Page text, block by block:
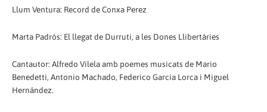
Llum Ventura: Record de Conxa Perez
Marta Padrós: El llegat de Durruti, a les Dones Llibertàries
Cantautor: Alfredo Vilela amb poemes musicats de Mario
Benedetti, Antonio Machado, Federico Garcia Lorca i Miguel
Hernández.